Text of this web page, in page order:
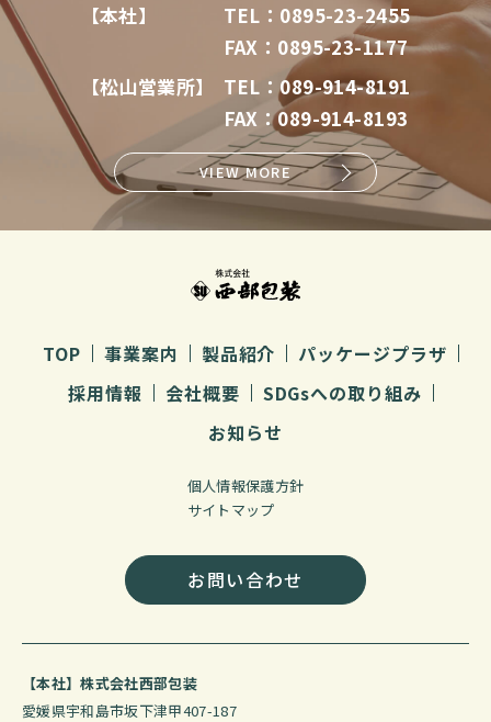
【本社】
TEL：0895-23-2455
FAX：0895-23-1177
【松山営業所】
TEL：089-914-8191
FAX：089-914-8193
VIEW MORE
【本社】株式会社西部包装
愛媛県宇和島市坂下津甲407-187
TOP 事業案内 製品紹介
パッケージプラザ
採用情報
会社概要
SDGsへの取り組み
お知らせ
個人情報保護方針
サイトマップ
お問い合わせ